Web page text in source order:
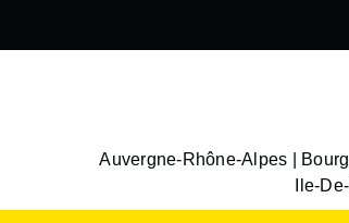
Auvergne-Rhône-Alpes
Ile-